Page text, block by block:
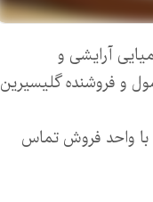
آرایشی و
و فروشنده گلیسیرین
با واحد فروش تماس